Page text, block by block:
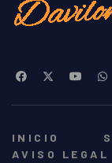
INICIO
AVISO LEGAL